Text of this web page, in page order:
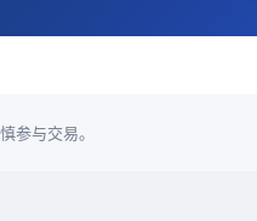
参与交易。